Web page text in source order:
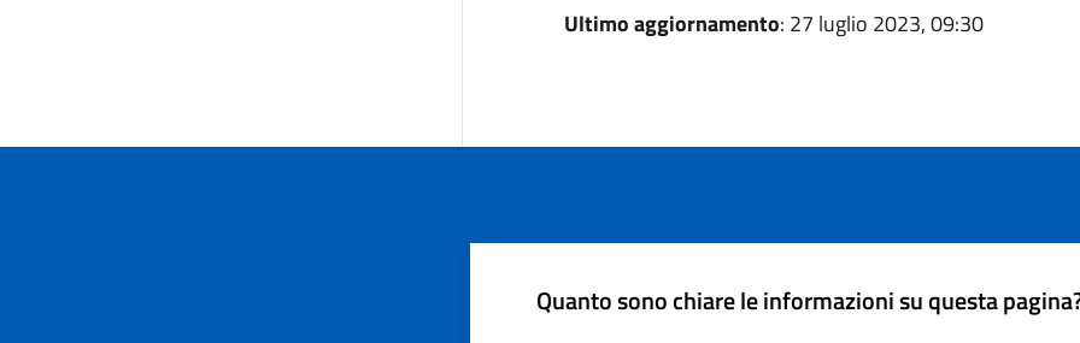
Ultimo aggiornamento: 27 luglio 2023, 09:30
Quanto sono chiare le informazioni su questa